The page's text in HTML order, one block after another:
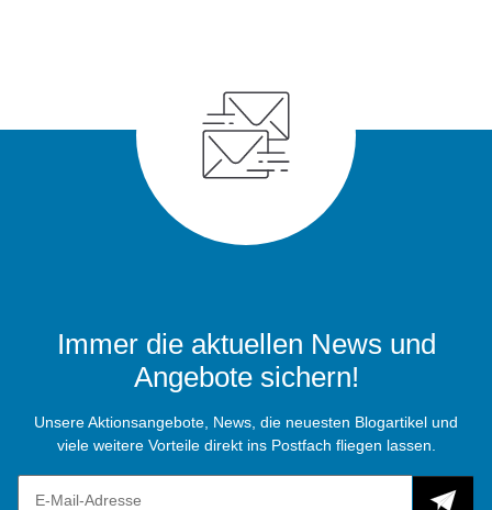
Immer die aktuellen News und
Angebote sichern!
Unsere Aktionsangebote, News, die neuesten Blogartikel und
viele weitere Vorteile direkt ins Postfach fliegen lassen.